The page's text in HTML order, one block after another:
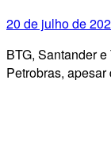
20 de julho de
BTG, Santander
Petrobras,